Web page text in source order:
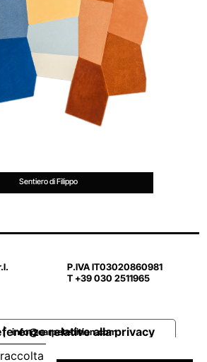
Sentiero di Filippo
P.IVA IT03020860981
T +39 030 2511965
|info@carpetedition.com
relative alla privacy